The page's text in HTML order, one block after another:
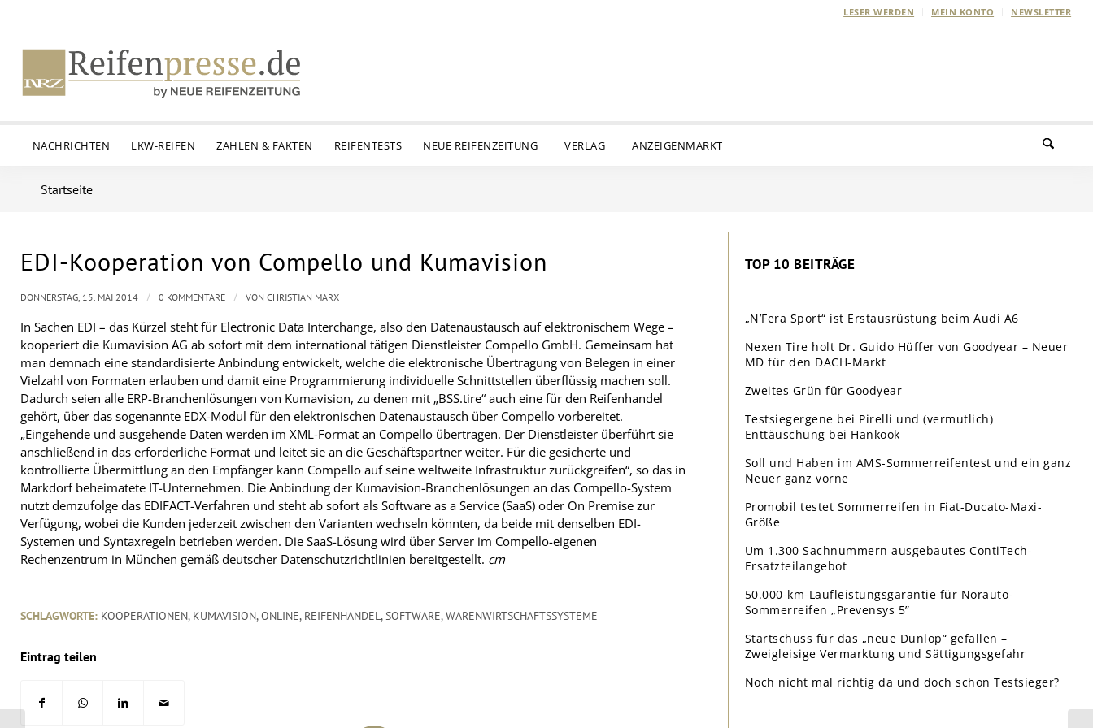
LESER WERDEN MEIN KONTO NEWSLETTER
NACHRICHTEN LKW-REIFEN ZAHLEN & FAKTEN REIFENTESTS NEUE REIFENZEITUNG VERLAG ANZEIGENMARKT
Startseite
EDI-Kooperation von Compello und Kumavision
In Sachen EDI – das Kürzel steht für Electronic Data Interchange, also den Datenaustausch auf elektronischem Wege –
kooperiert die Kumavision AG ab sofort mit dem international tätigen Dienstleister Compello GmbH. Gemeinsam hat
man demnach eine standardisierte Anbindung entwickelt, welche die elektronische Übertragung von Belegen in einer
Vielzahl von Formaten erlauben und damit eine Programmierung individuelle Schnittstellen überflüssig machen soll.
Dadurch seien alle ERP-Branchenlösungen von Kumavision, zu denen mit „BSS.tire“ auch eine für den Reifenhandel
gehört, über das sogenannte EDX-Modul für den elektronischen Datenaustausch über Compello vorbereitet.
„Eingehende und ausgehende Daten werden im XML-Format an Compello übertragen. Der Dienstleister überführt sie
anschließend in das erforderliche Format und leitet sie an die Geschäftspartner weiter. Für die gesicherte und
kontrollierte Übermittlung an den Empfänger kann Compello auf seine weltweite Infrastruktur zurückgreifen“, so das in
Markdorf beheimatete IT-Unternehmen. Die Anbindung der Kumavision-Branchenlösungen an das Compello-System
nutzt demzufolge das EDIFACT-Verfahren und steht ab sofort als Software as a Service (SaaS) oder On Premise zur
Verfügung, wobei die Kunden jederzeit zwischen den Varianten wechseln könnten, da beide mit denselben EDI-
Systemen und Syntaxregeln betrieben werden. Die SaaS-Lösung wird über Server im Compello-eigenen
Rechenzentrum in München gemäß deutscher Datenschutzrichtlinien bereitgestellt. cm
DONNERSTAG, 15. MAI 2014 / 0 KOMMENTARE / VON CHRISTIAN MARX
SCHLAGWORTE: KOOPERATIONEN, KUMAVISION,ONLINE, REIFENHANDEL,SOFTWARE,WARENWIRTSCHAFTSSYSTEME
Eintrag teilen
TOP 10 BEITRÄGE
„N’Fera Sport“ ist Erstausrüstung beim Audi A6
Nexen Tire holt Dr. Guido Hüffer von Goodyear – Neuer
MD für den DACH-Markt
Zweites Grün für Goodyear
Testsiegergene bei Pirelli und (vermutlich)
Enttäuschung bei Hankook
Soll und Haben im AMS-Sommerreifentest und ein ganz
Neuer ganz vorne
Promobil testet Sommerreifen in Fiat-Ducato-Maxi-
Größe
Um 1.300 Sachnummern ausgebautes ContiTech-
Ersatzteilangebot
50.000-km-Laufleistungsgarantie für Norauto-
Sommerreifen „Prevensys 5”
Startschuss für das „neue Dunlop“ gefallen –
Zweigleisige Vermarktung und Sättigungsgefahr
Noch nicht mal richtig da und doch schon Testsieger?